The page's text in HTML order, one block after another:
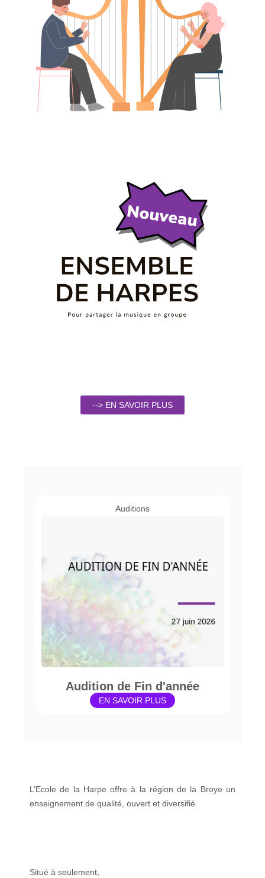
--> EN SAVOIR PLUS
Auditions
Audition de Fin d'année
EN SAVOIR PLUS
L’Ecole de la Harpe offre à la région de la Broye un
enseignement de qualité, ouvert et diversifié.
Situé à seulement,